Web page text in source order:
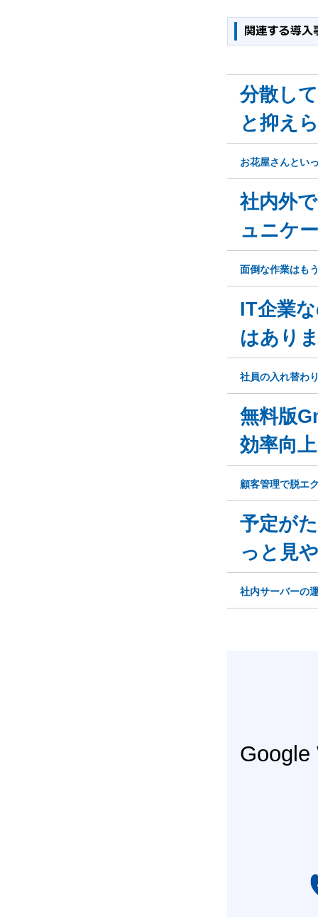
分散し
と抑え
お花屋さんとい
社内外
ュニケ
面倒な作業はも
IT企業
はあり
社員の入れ替わ
無料版
効率向
顧客管理で脱エ
予定が
っと見
社内サーバーの
Google